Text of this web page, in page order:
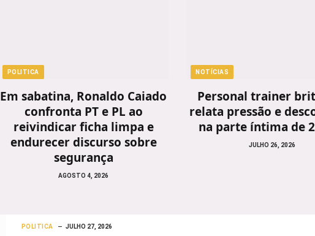
POLITICA
Em sabatina, Ronaldo Caiado
confronta PT e PL ao
reivindicar ficha limpa e
endurecer discurso sobre
segurança
AGOSTO 4, 2026
NOTÍCIAS
Personal trainer
relata pressão e
na parte íntima de
JULHO 26, 2026
POLITICA JULHO 27, 2026